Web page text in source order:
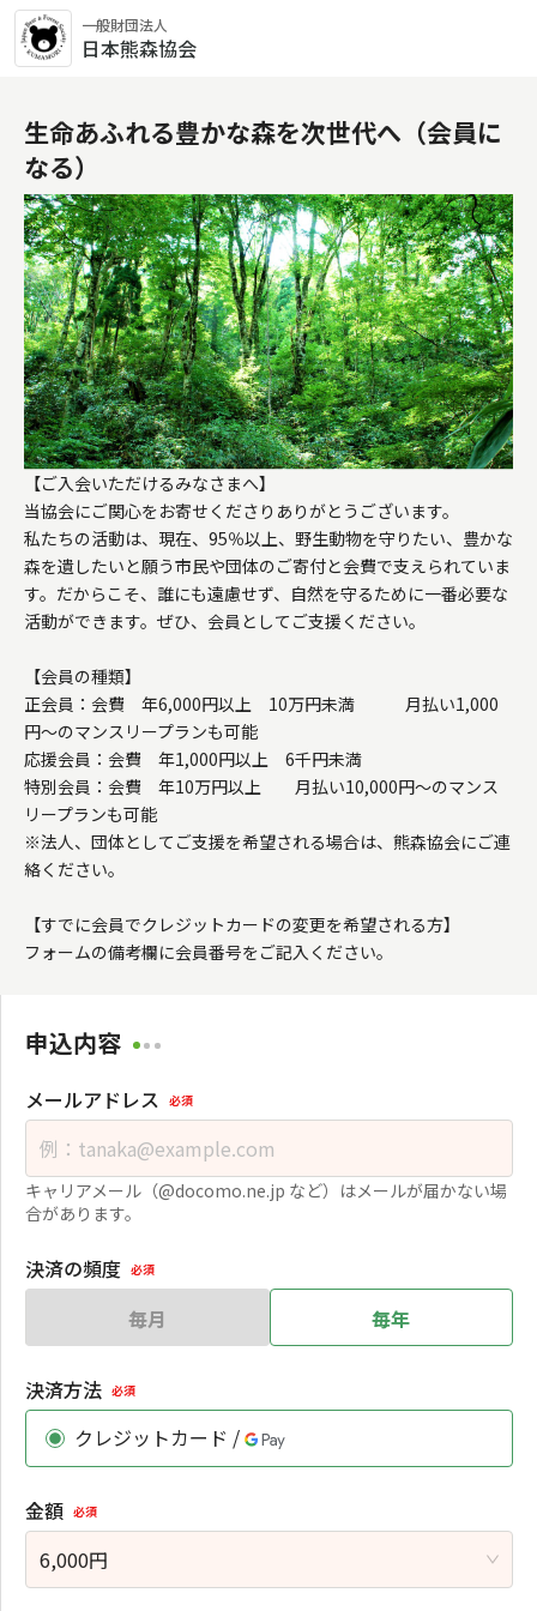
一般財団法人
日本熊森協会
生命あふれる豊かな森を次世代へ（会員に
なる）
【ご入会いただけるみなさまへ】
当協会にご関心をお寄せくださりありがとうございます。
私たちの活動は、現在、95％以上、野生動物を守りたい、豊かな
森を遺したいと願う市民や団体のご寄付と会費で支えられていま
す。だからこそ、誰にも遠慮せず、自然を守るために一番必要な
活動ができます。ぜひ、会員としてご支援ください。
【会員の種類】
正会員：会費　年6,000円以上　10万円未満　　　月払い1,000
円～のマンスリープランも可能
応援会員：会費　年1,000円以上　6千円未満
特別会員：会費　年10万円以上　　月払い10,000円～のマンス
リープランも可能
※法人、団体としてご支援を希望される場合は、熊森協会にご連
絡ください。
【すでに会員でクレジットカードの変更を希望される方】
フォームの備考欄に会員番号をご記入ください。
申込内容
メールアドレス 必須
キャリアメール（@docomo.ne.jp など）はメールが届かない場
合があります。
決済の頻度 必須
毎月 毎年
決済方法 必須
クレジットカード /
金額 必須
6,000円